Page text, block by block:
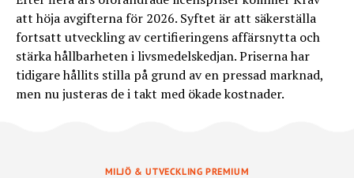
att höja avgifterna för 2026. Syftet är att säkerställa
fortsatt utveckling av certifieringens affärsnytta och
stärka hållbarheten i livsmedelskedjan. Priserna har
tidigare hållits stilla på grund av en pressad marknad,
men nu justeras de i takt med ökade kostnader.
MILJÖ & UTVECKLING PREMIUM